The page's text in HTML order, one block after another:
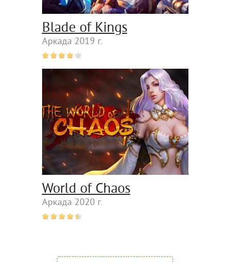
Blade of Kings
Аркада 2019 г.
World of Chaos
Аркада 2020 г.